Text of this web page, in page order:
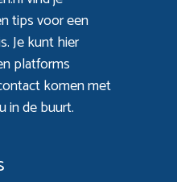
tips voor een
Je kunt hier
platforms
komen met
in de buurt.